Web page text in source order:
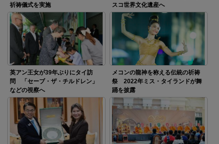
祈祷儀式を実施
スコ世界文化遺産へ
英アン王女が39年ぶりにタイ訪
問 「セーブ・ザ・チルドレン」
などの視察へ
メコンの龍神を称える伝統の祈祷
祭 2022年ミス・タイランドが舞
踊を披露